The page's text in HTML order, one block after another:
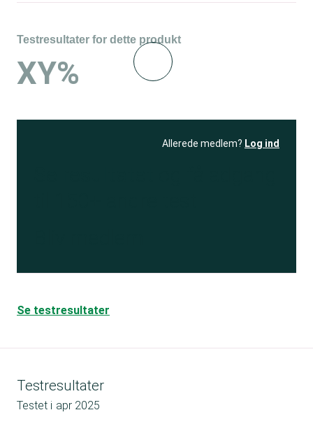
Testresultater for dette produkt
XY%
Allerede medlem? Log ind
Se testresultater
Testresultater
Testet i apr 2025